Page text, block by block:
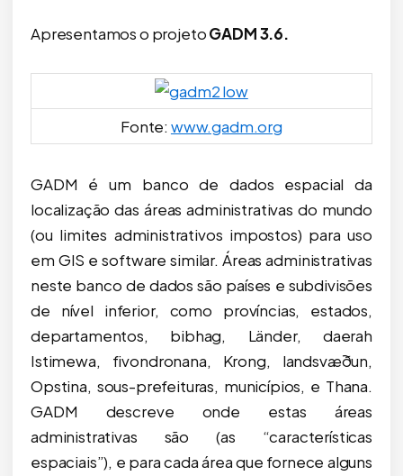
Apresentamos o projetoGADM 3.6.
Fonte: www.gadm.org
GADM é um banco de dados espacial da
localização das áreas administrativas do mundo
(ou limites administrativos impostos) para uso
em GIS e software similar. Áreas administrativas
neste banco de dados são países e subdivisões
de nível inferior, como províncias, estados,
departamentos, bibhag, Länder, daerah
Istimewa, fivondronana, Krong, landsvæðun,
Opstina, sous-prefeituras, municípios, e Thana.
GADM descreve onde estas áreas
administrativas são (as “características
espaciais”), e para cada área que fornece alguns